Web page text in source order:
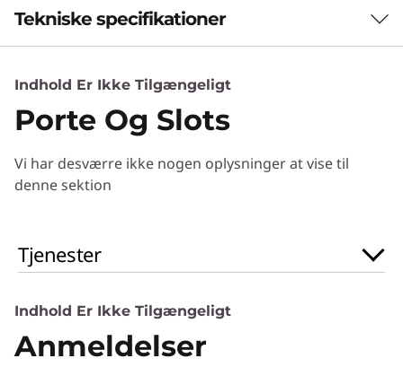
Tekniske specifikationer
Ydeevne
Processor
Operating System
Graphic Card
Up to NVIDIA GTX-1050Ti graphics
Memory
Up to 16 GB DDR4 memory
Indhold Er Ikke Tilgængeligt
Porte Og Slots
Vi har desværre ikke nogen oplysninger at vise til
denne sektion
Tjenester
Indhold Er Ikke Tilgængeligt
Anmeldelser